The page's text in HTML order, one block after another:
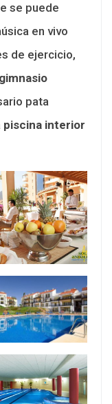
se puede
en vivo
de ejercicio,
pata
piscina interior